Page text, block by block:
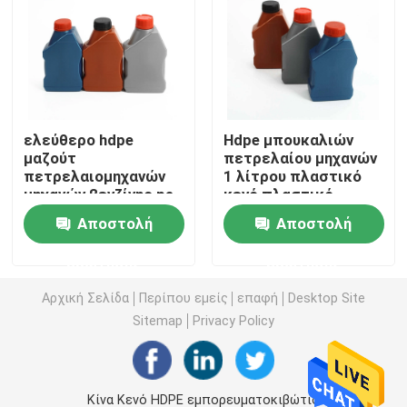
Πλαστικό μπουκάλι σάλτσας συμπιέσεων
Φυτοφάρμακα που συσκευάζουν τα μπουκάλια
Βάζο μπισκότων καραμελών
Πλαστικά μπουκάλια καρυκευμάτων
ελεύθερο hdpe
μαζούτ
πετρελαιομηχανών
μηχανών βενζίνης pe
1l δειγμάτων κενό
μπουκάλι λιπαντικών
Αποστολή
Hdpe μπουκαλιών
πετρελαίου μηχανών
1 λίτρου πλαστικό
κενό πλαστικό
μπουκάλι βενζίνης
πετρελαίου
λιπαντικών
Αποστολή
Αρχική Σελίδα Περίπου εμείς επαφή
Desktop Site
Sitemap
Privacy Policy
Κίνα Κενό HDPE εμπορευματοκιβώτιο